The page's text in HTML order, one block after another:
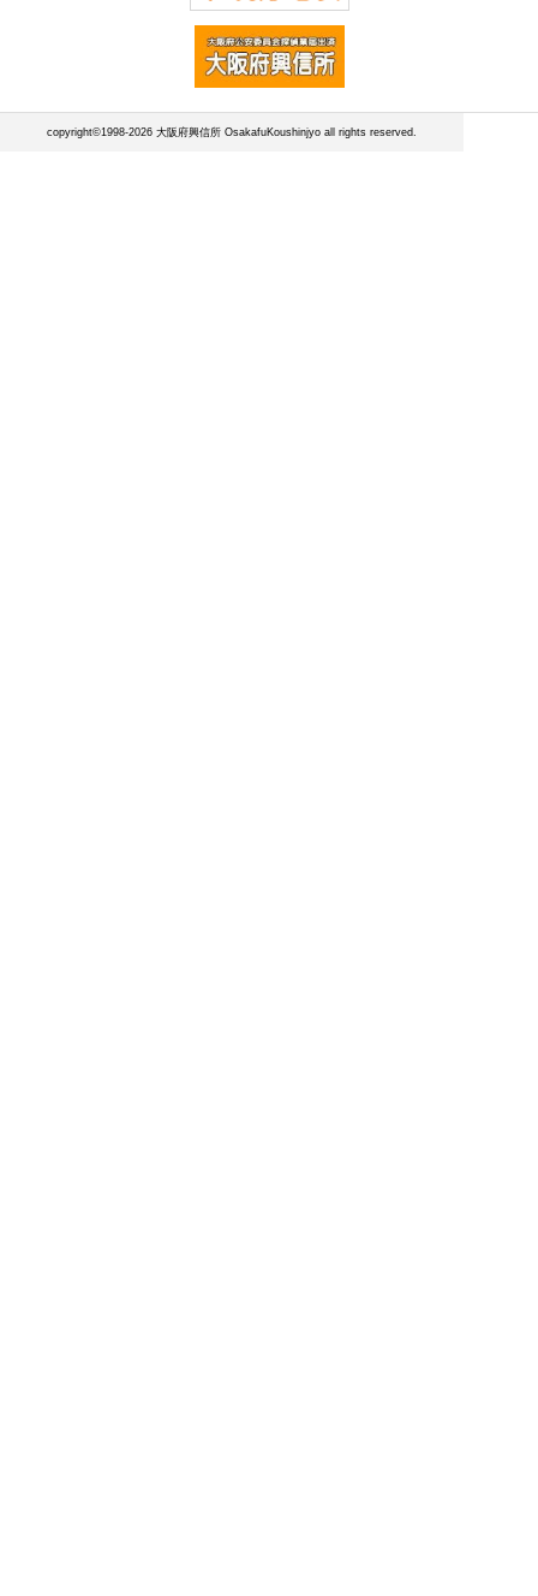
copyright©1998-2026 大阪府興信所 OsakafuKoushinjyo all rights reserved.